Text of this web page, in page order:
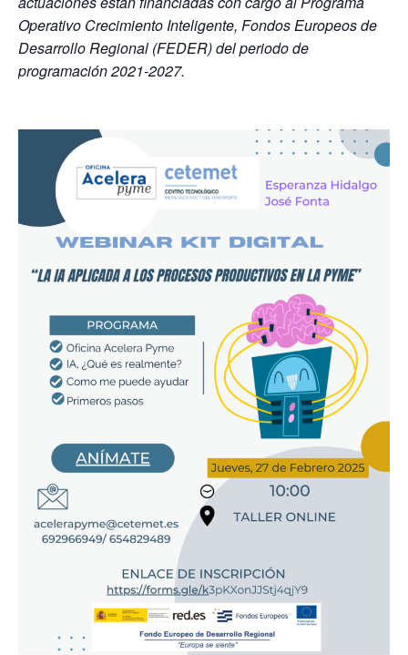
Operativo Crecimiento Inteligente, Fondos Europeos de
Desarrollo Regional (FEDER) del periodo de
programación 2021-2027.